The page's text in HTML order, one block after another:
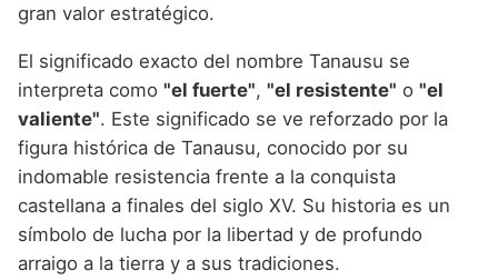
gran valor estratégico.
El significado exacto del nombre Tanausu se
interpreta como "el fuerte", "el resistente" o "el
valiente". Este significado se ve reforzado por la
figura histórica de Tanausu, conocido por su
indomable resistencia frente a la conquista
castellana a finales del siglo XV. Su historia es un
símbolo de lucha por la libertad y de profundo
arraigo a la tierra y a sus tradiciones.